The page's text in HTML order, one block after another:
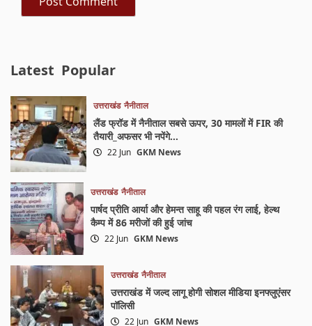
Latest Popular
उत्तराखंड नैनीताल
लैंड फ्रॉड में नैनीताल सबसे ऊपर, 30 मामलों में FIR की
तैयारी_अफसर भी नपेंगे…
22 Jun GKM News
उत्तराखंड नैनीताल
पार्षद प्रीति आर्या और हेमन्त साहू की पहल रंग लाई, हेल्थ
कैम्प में 86 मरीजों की हुई जांच
22 Jun GKM News
उत्तराखंड नैनीताल
उत्तराखंड में जल्द लागू होगी सोशल मीडिया इनफ्लुएंसर
पॉलिसी
22 Jun GKM News